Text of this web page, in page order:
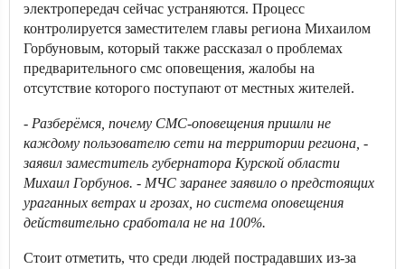
электропередач сейчас устраняются. Процесс
контролируется заместителем главы региона Михаилом
Горбуновым, который также рассказал о проблемах
предварительного смс оповещения, жалобы на
отсутствие которого поступают от местных жителей.
- Разберёмся, почему СМС-оповещения пришли не
каждому пользователю сети на территории региона, -
заявил заместитель губернатора Курской области
Михаил Горбунов. - МЧС заранее заявило о предстоящих
ураганных ветрах и грозах, но система оповещения
действительно сработала не на 100%.
Стоит отметить, что среди людей пострадавших из-за